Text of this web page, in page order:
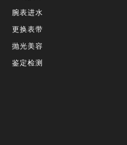
腕表进水
更换表带
抛光美容
鉴定检测